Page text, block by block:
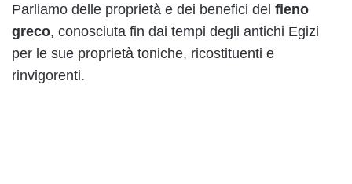
Parliamo delle proprietà e dei benefici del fieno
greco, conosciuta fin dai tempi degli antichi Egizi
per le sue proprietà toniche, ricostituenti e
rinvigorenti.